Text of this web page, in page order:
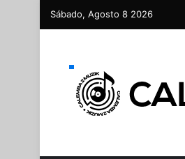
Sábado, Agosto 8 2026